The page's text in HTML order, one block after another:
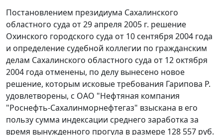
Постановлением президиума Сахалинского
областного суда от 29 апреля 2005 г. решение
Охинского городского суда от 10 сентября 2004 года
и определение судебной коллегии по гражданским
делам Сахалинского областного суда от 12 октября
2004 года отменены, по делу вынесено новое
решение, которым исковые требования Гарипова Р.
удовлетворены, с ОАО "Нефтяная компания
"Роснефть-Сахалинморнефтегаз" взыскана в его
пользу сумма индексации среднего заработка за
время вынужденного прогула в размере 128 557 руб.